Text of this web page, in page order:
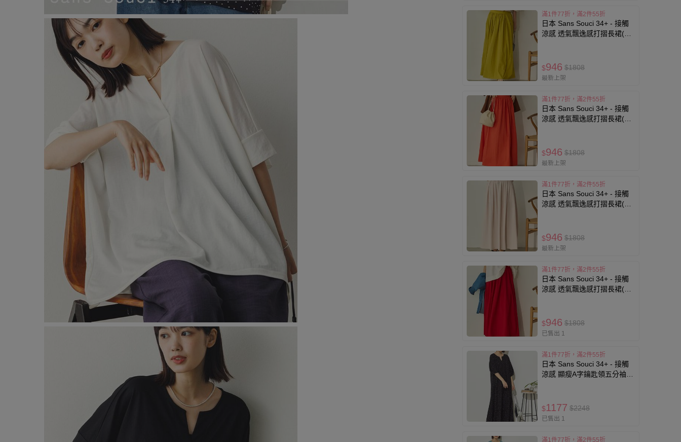
滿1件77折，滿2件55折
日本 Sans Souci 34+ - 接觸
涼感 透氣飄逸感打摺長裙(有
$946 $1808
最新上架
滿1件77折，滿2件55折
日本 Sans Souci 34+ - 接觸
涼感 透氣飄逸感打摺長裙(有
$946 $1808
最新上架
滿1件77折，滿2件55折
日本 Sans Souci 34+ - 接觸
涼感 透氣飄逸感打摺長裙(有
$946 $1808
最新上架
滿1件77折，滿2件55折
日本 Sans Souci 34+ - 接觸
涼感 透氣飄逸感打摺長裙(有
$946 $1808
已售出 1
滿1件77折，滿2件55折
日本 Sans Souci 34+ - 接觸
涼感 顯瘦A字鑰匙領五分袖洋
$1177 $2248
已售出 1
滿1件77折，滿2件55折